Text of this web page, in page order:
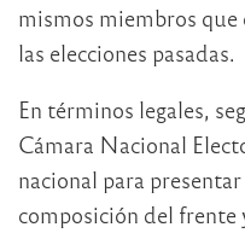
mismos miembros que
las elecciones pasadas.
En términos legales,
Cámara Nacional
nacional para
composición del frente